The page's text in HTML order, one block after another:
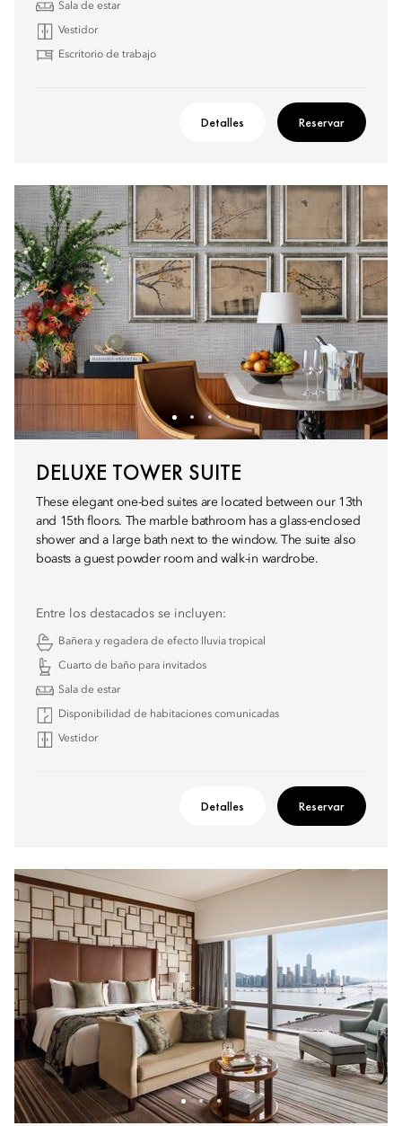
Sala de estar
Vestidor
Escritorio de trabajo
Detalles Reservar
DELUXE TOWER SUITE
These elegant one-bed suites are located between our 13th
and 15th floors. The marble bathroom has a glass-enclosed
shower and a large bath next to the window. The suite also
boasts a guest powder room and walk-in wardrobe.
Entre los destacados se incluyen:
Bañera y regadera de efecto lluvia tropical
Cuarto de baño para invitados
Sala de estar
Disponibilidad de habitaciones comunicadas
Vestidor
Detalles Reservar